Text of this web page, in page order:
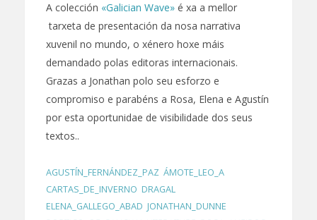
A colección «Galician Wave»é xa a mellor
tarxeta de presentación da nosa narrativa
xuvenil no mundo, o xénero hoxe máis
demandado polas editoras internacionais.
Grazas a Jonathan polo seu esforzo e
compromiso e parabéns a Rosa, Elena e Agustín
por esta oportunidae de visibilidade dos seus
textos..
AGUSTÍN_FERNÁNDEZ_PAZ ÁMOTE_LEO_A,
CARTAS_DE_INVERNO DRAGAL,
ELENA_GALLEGO_ABAD JONATHAN_DUNNE